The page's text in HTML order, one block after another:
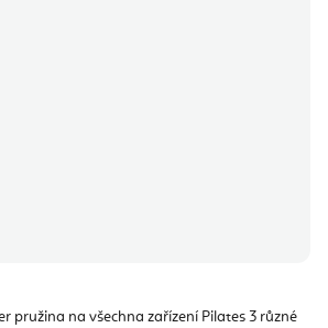
pružina na všechna zařízení Pilates 3 různé